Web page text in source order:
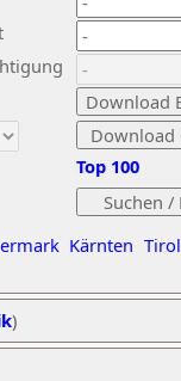
Kärnten Tirol
Top 100
)